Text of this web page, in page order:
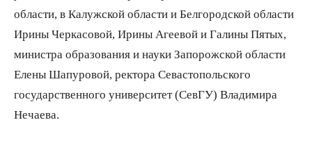
области, в Калужской области и Белгородской области
Ирины Черкасовой, Ирины Агеевой и Галины Пятых,
министра образования и науки Запорожской области
Елены Шапуровой, ректора Севастопольского
государственного университет (СевГУ) Владимира
Нечаева.